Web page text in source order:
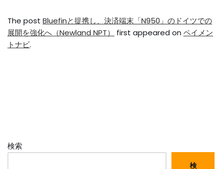
The post Bluefinと提携し、決済端末「N950」のドイツでの
展開を強化へ（Newland NPT）
first appeared on ペイメン
トナビ.
検索
検